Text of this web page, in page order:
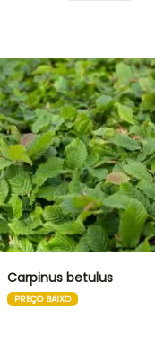
Carpinus betulus
PREÇO BAIXO